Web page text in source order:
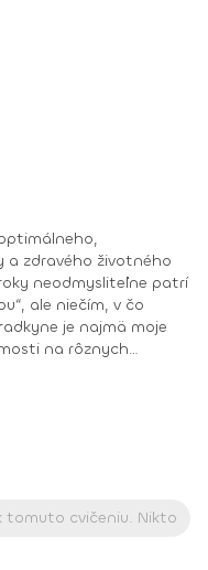
a zdravého životného
neodmysliteľne patrí
ale niečím, v čo
je najmä moje
na rôznych
rozvoju a
ako v dnešnej
a zdravé výživové
nových